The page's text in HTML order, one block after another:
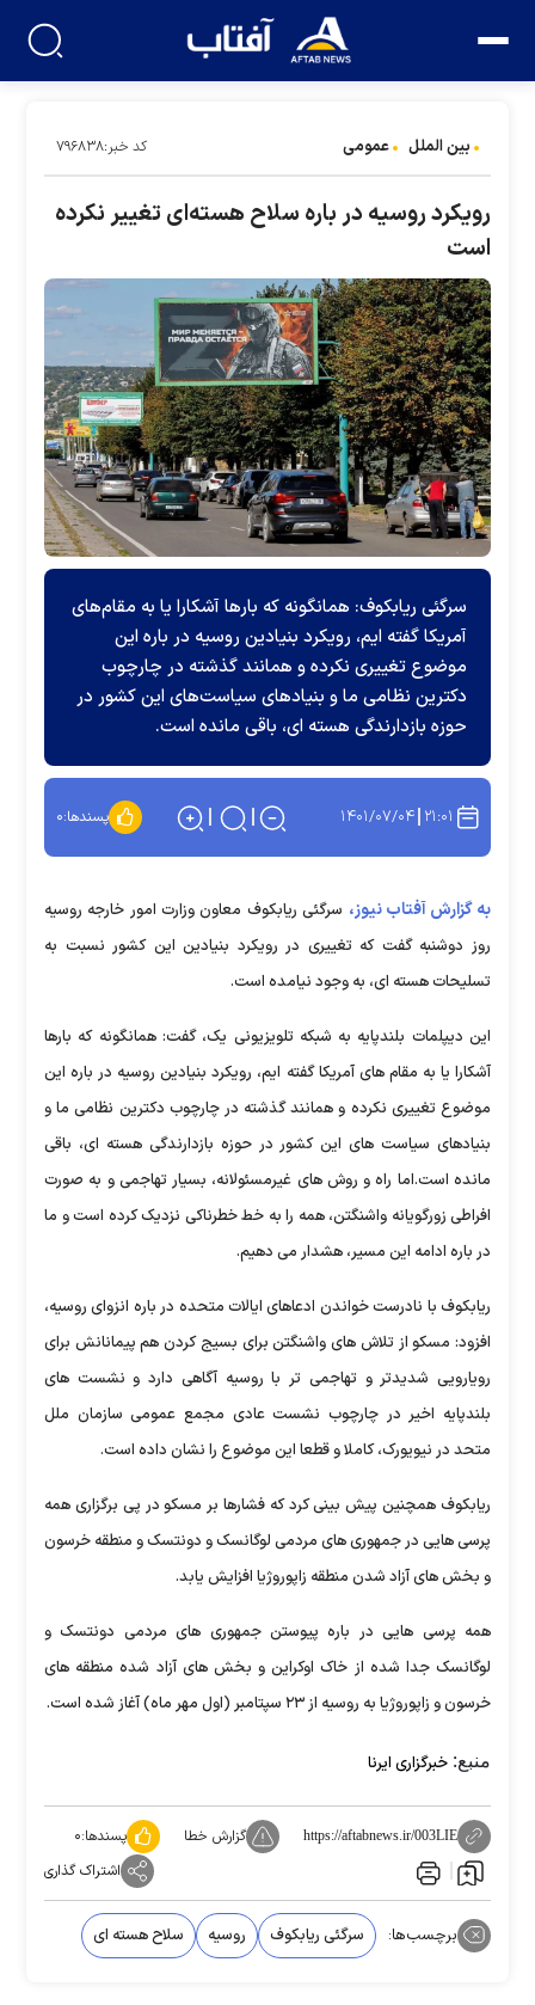
بین الملل عمومی کد خبر:۷۹۶۸۳۸
رویکرد روسیه در باره سلاح هسته‌ای تغییر نکرده
است
سرگئی ریابکوف: همانگونه که بار‌ها آشکارا یا به مقام‌های
آمریکا گفته ایم، رویکرد بنیادین روسیه در باره این
موضوع تغییری نکرده و همانند گذشته در چارچوب
دکترین نظامی ما و بنیاد‌های سیاست‌های این کشور در
حوزه بازدارندگی هسته ای، باقی مانده است.
۲۱:۰۱ ۱۴۰۱/۰۷/۰۴ پسندها:۰
به گزارش آفتاب نیوز، سرگئی ریابکوف معاون وزارت امور خارجه روسیه
روز دوشنبه گفت که تغییری در رویکرد بنیادین این کشور نسبت به
تسلیحات هسته ای، به وجود نیامده است.
این دیپلمات بلندپایه به شبکه تلویزیونی یک، گفت: همانگونه که بارها
آشکارا یا به مقام های آمریکا گفته ایم، رویکرد بنیادین روسیه در باره این
موضوع تغییری نکرده و همانند گذشته در چارچوب دکترین نظامی ما و
بنیادهای سیاست های این کشور در حوزه بازدارندگی هسته ای، باقی
مانده است.اما راه و روش های غیرمسئولانه، بسیار تهاجمی و به صورت
افراطی زورگویانه واشنگتن، همه را به خط خطرناکی نزدیک کرده است و ما
در باره ادامه این مسیر، هشدار می دهیم.
ریابکوف با نادرست خواندن ادعاهای ایالات متحده در باره انزوای روسیه،
افزود: مسکو از تلاش های واشنگتن برای بسیج کردن هم پیمانانش برای
رویارویی شدیدتر و تهاجمی تر با روسیه آگاهی دارد و نشست های
بلندپایه اخیر در چارچوب نشست عادی مجمع عمومی سازمان ملل
متحد در نیویورک، کاملا و قطعا این موضوع را نشان داده است.
ریابکوف همچنین پیش بینی کرد که فشارها بر مسکو در پی برگزاری همه
پرسی هایی در جمهوری های مردمی لوگانسک و دونتسک و منطقه خرسون
و بخش های آزاد شدن منطقه زاپوروژیا افزایش یابد.
همه پرسی هایی در باره پیوستن جمهوری های مردمی دونتسک و
لوگانسک جدا شده از خاک اوکراین و بخش های آزاد شده منطقه های
خرسون و زاپوروژیا به روسیه از ۲۳ سپتامبر (اول مهر ماه) آغاز شده است.
منبع: خبرگزاری ایرنا
https://aftabnews.ir/003LIE گزارش خطا پسندها:۰
اشتراک گذاری
برچسب‌ها: سرگئی ریابکوف روسیه سلاح هسته ای